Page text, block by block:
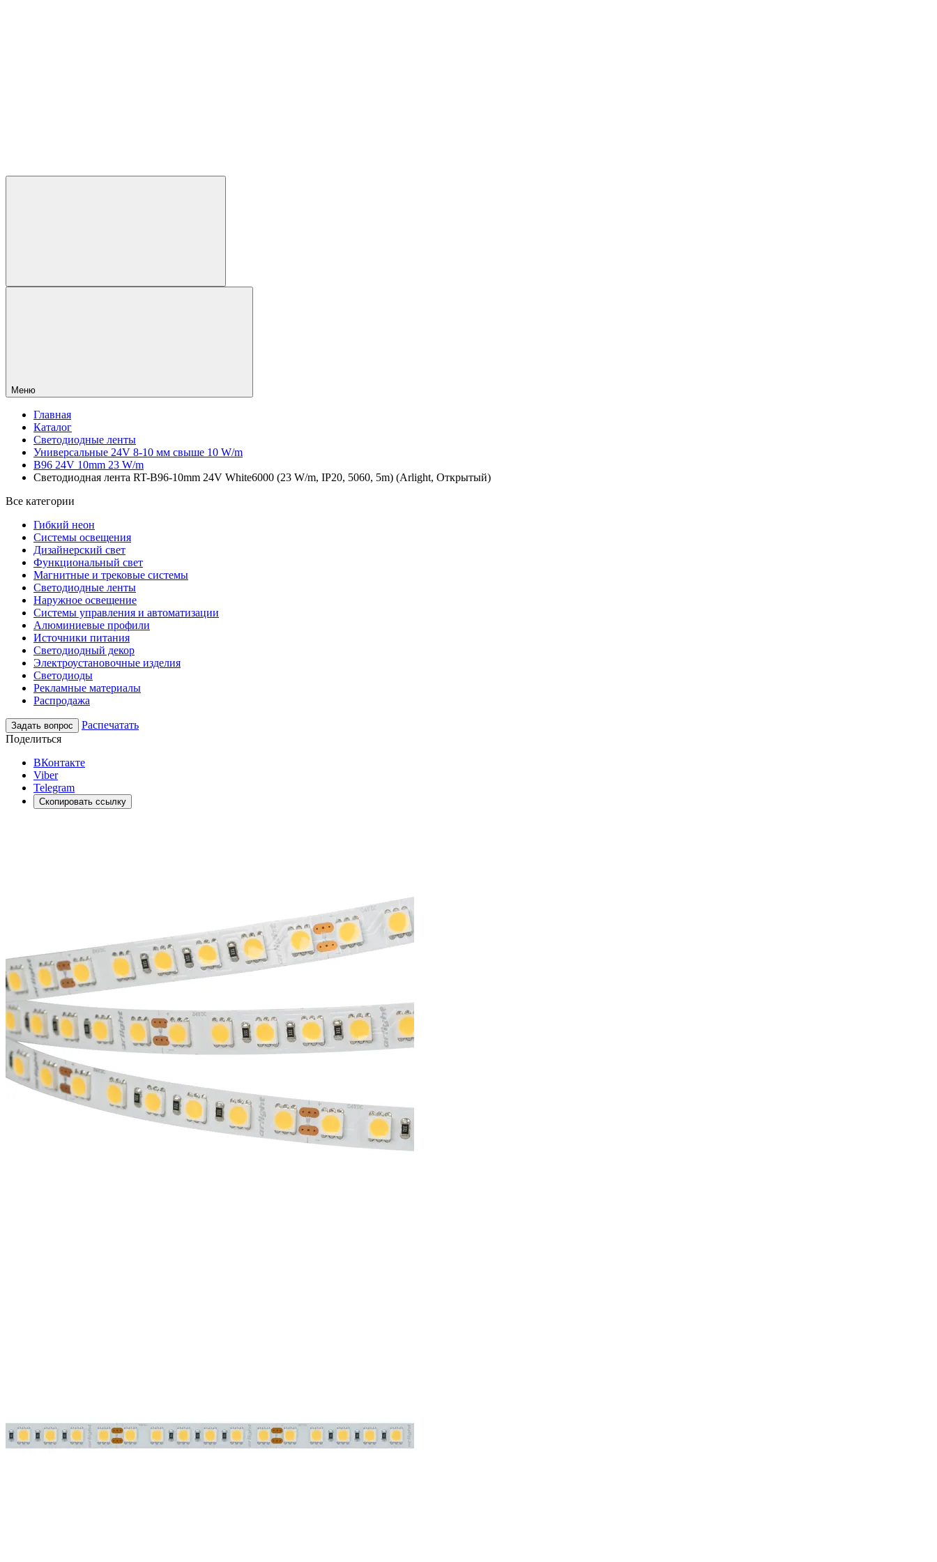
Меню
Главная
Каталог
Светодиодные ленты
Универсальные 24V 8-10 мм свыше 10 W/m
B96 24V 10mm 23 W/m
Светодиодная лента RT-B96-10mm 24V White6000 (23 W/m, IP20, 5060, 5m) (Arlight, Открытый)
Все категории
Гибкий неон
Системы освещения
Дизайнерский свет
Функциональный свет
Магнитные и трековые системы
Светодиодные ленты
Наружное освещение
Системы управления и автоматизации
Алюминиевые профили
Источники питания
Светодиодный декор
Электроустановочные изделия
Светодиоды
Рекламные материалы
Распродажа
Задать вопрос
Распечатать
Поделиться
ВКонтакте
Viber
Telegram
Скопировать ссылку